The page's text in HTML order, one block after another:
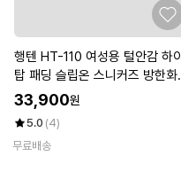
행텐 HT-110 여성용 털안감 하이
탑 패딩 슬립온 스니커즈 방한화
단화
33,900원
5.0 (4)
무료배송